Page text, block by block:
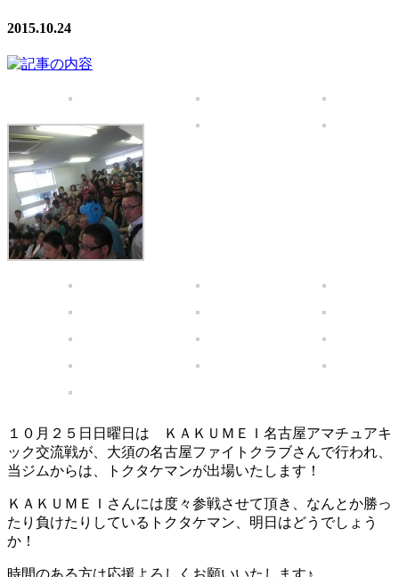
2015.10.24
１０月２５日日曜日は ＫＡＫＵＭＥＩ名古屋アマチュアキ
ック交流戦が、大須の名古屋ファイトクラブさんで行われ、
当ジムからは、トクタケマンが出場いたします！
ＫＡＫＵＭＥＩさんには度々参戦させて頂き、なんとか勝っ
たり負けたりしているトクタケマン、明日はどうでしょう
か！